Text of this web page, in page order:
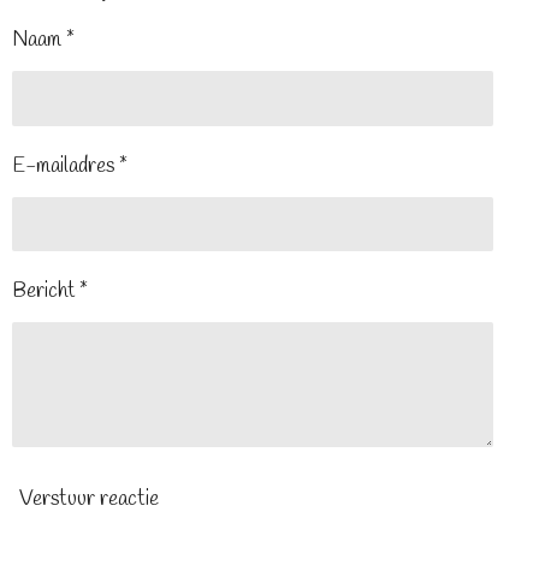
Naam *
E-mailadres *
Bericht *
Verstuur reactie